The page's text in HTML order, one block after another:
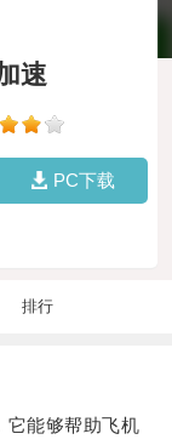
速
PC下载
排行
能够帮助飞机